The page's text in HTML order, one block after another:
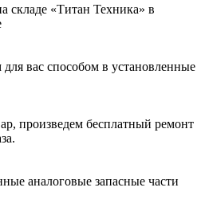
складе «Титан Техника» в
вас способом в установленные
произведем бесплатный ремонт
аналоговые запасные части